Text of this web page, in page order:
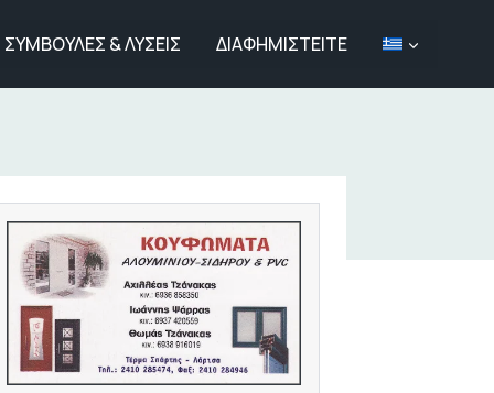
ΣΥΜΒΟΥΛΕΣ & ΛΥΣΕΙΣ ΔΙΑΦΗΜΙΣΤΕΙΤΕ